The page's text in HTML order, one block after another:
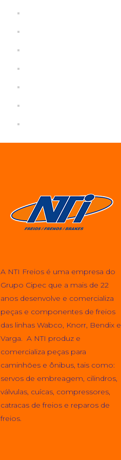
A NTI Freios é uma empresa do
Grupo Cipec que a mais de 22
anos desenvolve e comercializa
peças e componentes de freios
das linhas Wabco, Knorr, Bendix e
Varga. A NTI produz e
comercializa peças para
caminhões e ônibus, tais como:
servos de embreagem, cilindros,
válvulas, cuícas, compressores,
catracas de freios e reparos de
freios.